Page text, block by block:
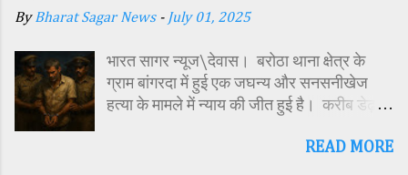
विशिष्ट अतिथि शासकीय पॉलिटेक्निक कॉलेज
अध्यक्ष एवं भाजपा जिला अध्यक्ष रायसिंह सेंधव,
स्वास्थ विभाग जिला कार्यक्रम प्रबंधक कामाक्षी दुबे,
स्वास्थ विभाग सहायक कार्यक्रम प्रबंधक स्वीटी
ठाकुर ने मातारानी की मूर्ति एवं अखंड ज्योत का विधि-
ByBharat Sagar News - July 01, 2025
भारत सागर न्यूज\देवास। बरोठा थाना क्षेत्र के
ग्राम बांगरदा में हुई एक जघन्य और सनसनीखेज
हत्या के मामले में न्याय की जीत हुई है। करीब डेढ़
हरिओम की हत्या के मामले में अदालत ने उसके पिता
READ MORE